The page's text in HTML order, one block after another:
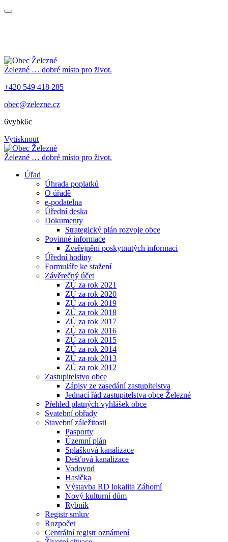
Železné … dobré místo pro život.
+420 549 418 285
obec@zelezne.cz
6vybk6c
Vytisknout
Železné … dobré místo pro život.
Úřad
Úhrada poplatků
O úřadě
e-podatelna
Úřední deska
Dokumenty
Strategický plán rozvoje obce
Povinné informace
Zveřejnění poskytnutých informací
Úřední hodiny
Formuláře ke stažení
Závěrečný účet
ZÚ za rok 2021
ZÚ za rok 2020
ZÚ za rok 2019
ZÚ za rok 2018
ZÚ za rok 2017
ZÚ za rok 2016
ZÚ za rok 2015
ZÚ za rok 2014
ZÚ za rok 2013
ZÚ za rok 2012
Zastupitelstvo obce
Zápisy ze zasedání zastupitelstva
Jednací řád zastupitelstva obce Železné
Přehled platných vyhlášek obce
Svatební obřady
Stavební záležitosti
Pasporty
Územní plán
Splašková kanalizace
Dešťová kanalizace
Vodovod
Hasička
Výstavba RD lokalita Záhomí
Nový kulturní dům
Rybník
Registr smluv
Rozpočet
Centrální registr oznámení